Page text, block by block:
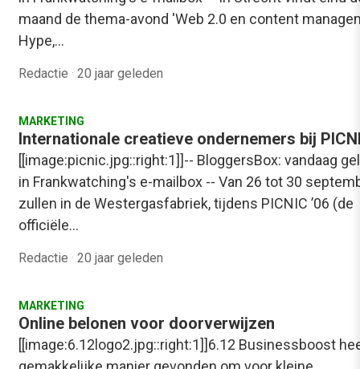
maand de thema-avond 'Web 2.0 en content
Hype,…
Redactie · 20 jaar geleden
MARKETING
Internationale creatieve ondernemers bij
[[image:picnic.jpg::right:1]]-- BloggersBox: vandaag
in Frankwatching's e-mailbox -- Van 26 tot 30
zullen in de Westergasfabriek, tijdens PICNIC ’06 (de
officiële…
Redactie · 20 jaar geleden
MARKETING
Online belonen voor doorverwijzen
[[image:6.12logo2.jpg::right:1]]6.12 Businessboost